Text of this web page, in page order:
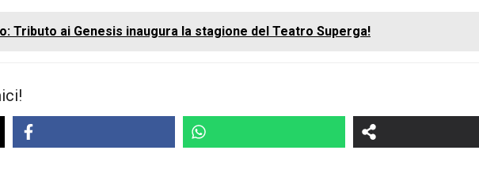
Tributo ai Genesis inaugura la stagione del Teatro Superga!